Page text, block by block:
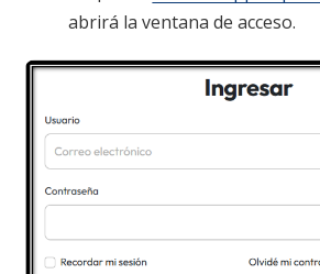
abrirá la ventana de acceso.